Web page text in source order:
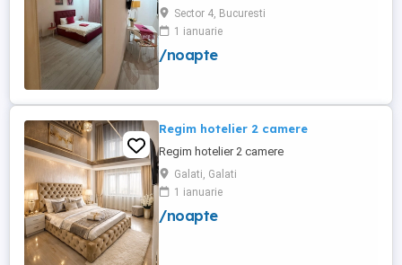
apartament
Sector 4, Bucuresti
1 ianuarie
/noapte
Regim hotelier 2 camere
Regim hotelier 2 camere
Galati, Galati
1 ianuarie
/noapte